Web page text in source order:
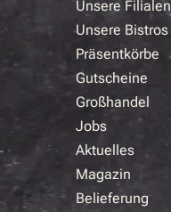
Unsere Filialen
Unsere Bistros
Präsentkörbe
Gutscheine
Großhandel
Jobs
Aktuelles
Magazin
Belieferung